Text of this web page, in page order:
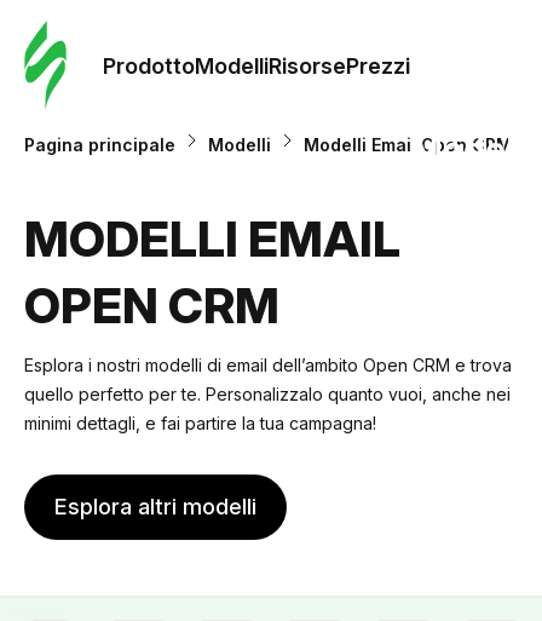
ProdottoModelliRisorsePrezzi
Modelli
Pagina principale Modelli Modelli Email Open CRM
MODELLI EMAIL
OPEN CRM
Esplora i nostri modelli di email dell’ambito Open CRM e trova
quello perfetto per te. Personalizzalo quanto vuoi, anche nei
minimi dettagli, e fai partire la tua campagna!
Esplora altri modelli